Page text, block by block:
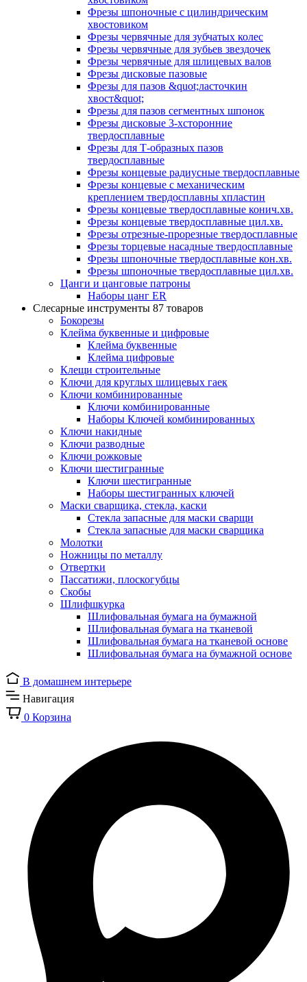
Фрезы шпоночные с цилиндрическим
хвостовиком
Фрезы червячные для зубчатых колес
Фрезы червячные для зубьев звездочек
Фрезы червячные для шлицевых валов
Фрезы дисковые пазовые
Фрезы для пазов &quot;ласточкин
хвост&quot;
Фрезы для пазов сегментных шпонок
Фрезы дисковые 3-хсторонние
твердосплавные
Фрезы для Т-образных пазов
твердосплавные
Фрезы концевые радиусные твердосплавные
Фрезы концевые с механическим
креплением твердосплавны хпластин
Фрезы концевые твердосплавные конич.хв.
Фрезы концевые твердосплавные цил.хв.
Фрезы отрезные-прорезные твердосплавные
Фрезы торцевые насадные твердосплавные
Фрезы шпоночные твердосплавные кон.хв.
Фрезы шпоночные твердосплавные цил.хв.
Цанги и цанговые патроны
Наборы цанг ER
Слесарные инструменты 87 товаров
Бокорезы
Клейма буквенные и цифровые
Клейма буквенные
Клейма цифровые
Клещи строительные
Ключи для круглых шлицевых гаек
Ключи комбинированные
Ключи комбинированные
Наборы Ключей комбинированных
Ключи накидные
Ключи разводные
Ключи рожковые
Ключи шестигранные
Ключи шестигранные
Наборы шестигранных ключей
Маски сварщика, стекла, каски
Стекла запасные для маски сварщи
Стекла запасные для маски сварщика
Молотки
Ножницы по металлу
Отвертки
Пассатижи, плоскогубцы
Скобы
Шлифшкурка
Шлифовальная бумага на бумажной
Шлифовальная бумага на тканевой
Шлифовальная бумага на тканевой основе
Шлифовальная бумага на бумажной основе
В домашнем интерьере
Навигация
0 Корзина